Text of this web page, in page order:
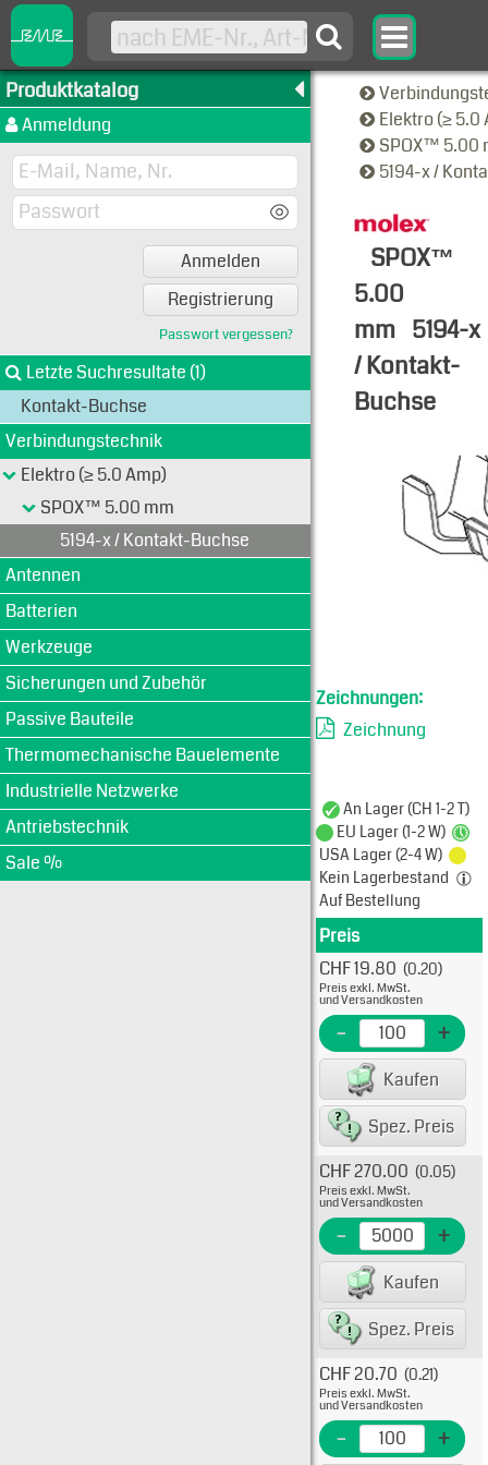
Produktkatalog
Anmeldung
Anmelden
Registrierung
Passwort vergessen?
Letzte Suchresultate (1)
Kontakt-Buchse
Verbindungstechnik
Elektro (≥ 5.0 Amp)
SPOX™ 5.00 mm
5194-x / Kontakt-Buchse
Antennen
Batterien
Werkzeuge
Sicherungen und Zubehör
Passive Bauteile
Thermomechanische Bauelemente
Industrielle Netzwerke
Antriebstechnik
Sale %
Elektro (≥ 5.0
SPOX™ 5.00
5194-x /
SPOX™
5.00
mm 5194-x
/ Kontakt-
Buchse
Typen-
Zeichnungen:
Zeichnung
An Lager (CH 1-2 T)
EU Lager (1-2 W)
USA Lager (2-4 W)
Kein Lagerbestand
Auf Bestellung
Produkt
Preis
Typ:
EME
CHF 19.80 (0.20)
Preis exkl. MwSt.
und Versandkosten
- +
Kaufen
Spez. Preis
Typ:
EME
CHF 270.00 (0.05)
Preis exkl. MwSt.
und Versandkosten
- +
Kaufen
Spez. Preis
EME
CHF 20.70 (0.21)
Preis exkl. MwSt.
und Versandkosten
- +